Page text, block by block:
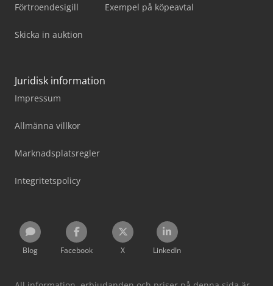
Förtroendesigill
Skicka in auktion
Exempel på köpeavtal
Juridisk information
Impressum
Allmänna villkor
Marknadsplatsregler
Integritetspolicy
Blog Facebook X LinkedIn